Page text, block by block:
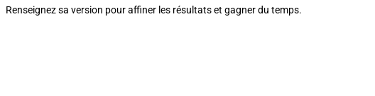
Renseignez sa version pour affiner les résultats et gagner du temps.